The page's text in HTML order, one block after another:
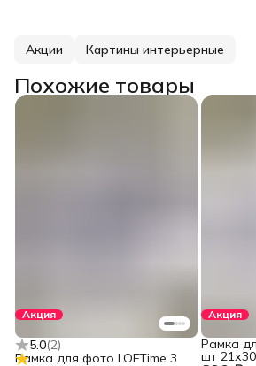
Акции Картины интерьерные
Похожие товары
Акция
5.0(2)
Рамка для фото LOFTime 3
Акция
Рамка
шт